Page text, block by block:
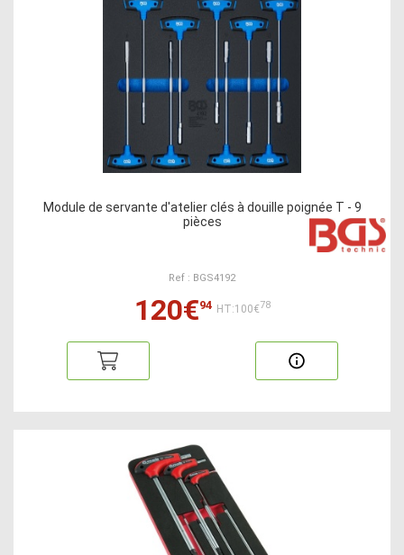
Module de servante d'atelier clés à douille poignée T - 9
pièces
Ref : BGS4192
120€94 HT:100€78